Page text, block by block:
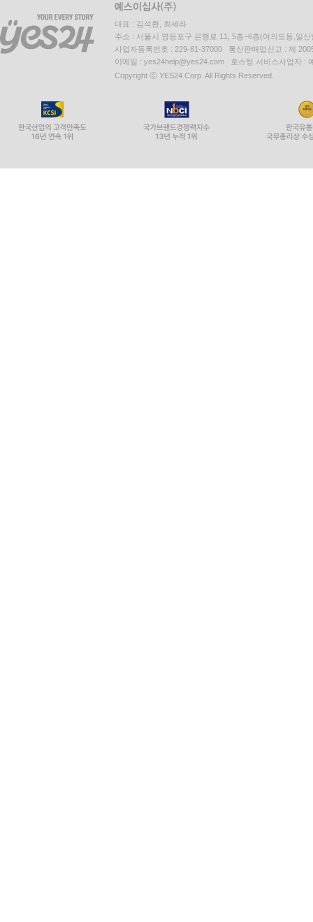
대표 : 김석환, 최세라
주소 : 서울시 영등포구 은행로 11, 5층~6층(여의도동,일신
사업자등록번호 : 229-81-37000 통신판매업신고 : 제
이메일 : yes24help@yes24.com 호스팅 서비스사업자 :
Copyright ⓒ YES24 Corp. All Rights Reserved.